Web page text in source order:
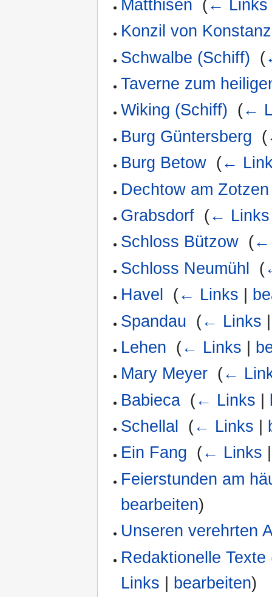
Matthisen (← Links
Konzil von Konstanz
Schwalbe (Schiff) (
Taverne zum
Wiking (Schiff) (←
Burg Güntersberg (
Burg Betow (←
Dechtow am Zotzen
Grabsdorf (← Links
Schloss Bützow (←
Schloss Neumühl
(
Havel
(← Links
Spandau (← Links
Lehen (← Links
Mary Meyer (←
Babieca (← Links
Schellal
(← Links
Ein Fang (← Links
Feierstunden am
bearbeiten)
Unseren verehrten
Redaktionelle
Links
bearbeiten)